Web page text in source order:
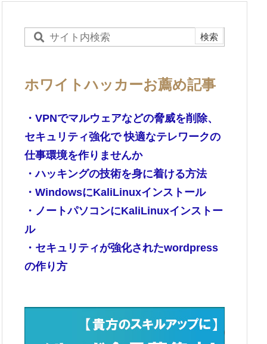
ホワイトハッカーお薦め記事
・VPNでマルウェアなどの脅威を削除、
セキュリティ強化で 快適なテレワークの
仕事環境を作りませんか
・ハッキングの技術を身に着ける方法
・WindowsにKaliLinuxインストール
・ノートパソコンにKaliLinuxインストー
ル
・セキュリティが強化されたwordpress
の作り方